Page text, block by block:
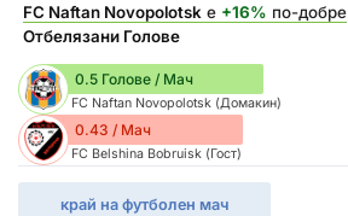
FC Naftan Novopolotsk е +16% по-добре
Отбелязани Голове
0.5 Голове / Мач
FC Naftan Novopolotsk (Домакин)
0.43 / Мач
FC Belshina Bobruisk (Гост)
край на футболен мач